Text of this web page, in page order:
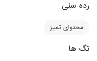
رده سنی
محتوای تمیز
تگ ها